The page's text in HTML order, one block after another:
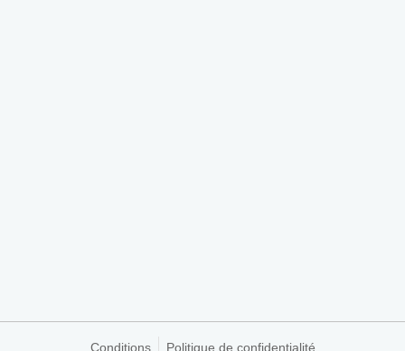
Conditions Politique de confidentialité